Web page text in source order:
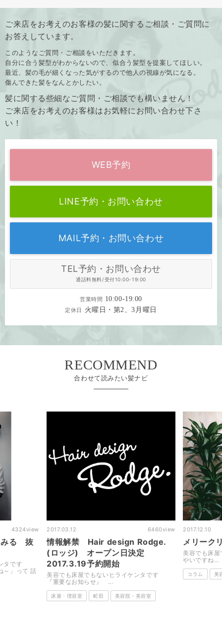
ご来店をお考えのお客様の髪に関するご相談・ご質問に
お答えしています。
このようなご質問・ご相談をいただきます。
自分に合う髪型がわからないので、似合う髪型を提案してほしい。
最近、髪の毛が細くなった気がするので他人の視線が気になる。
傷んできた髪をなんとかしたい。
髪に関する些細なご質問・ご相談でも構いません！
ご来店をお考えのお客様はお気軽にお問い合わせ下さ
い！
WEB予約
LINE予約・お問い合わせ
MAIL予約・お問い合わせ
TEL予約・お問い合わせ
通話料無料/受付10:00-19:00
営業時間 10:00-19:00
定休日 火曜日・第2、3月曜日
RECOMMEND
合わせて読みたい髪ナビ
4324view
みる 抜
タです
～」って 話
2017.03.12 6460view
情報解禁 Hair design Rodge.
(ロッジ) オープン日決定
2017.3.19予約開始
美容でも床屋でもないヒライケンタです
『重要なお知らせ』 ...
床屋・理容室 町田 美容院・美容室
2017.12.10
メリーク
美容でも床
やいですね…
コラム 美